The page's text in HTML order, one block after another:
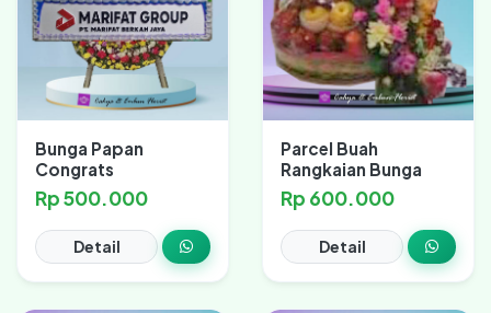
Bunga Papan
Congrats
Rp 500.000
Detail
Parcel Buah
Rangkaian Bunga
Rp 600.000
Detail